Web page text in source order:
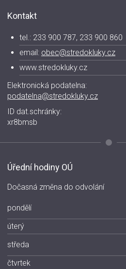
Kontakt
tel.: 233 900 787, 233 900 860
email: obec@stredokluky.cz
www.stredokluky.cz
Elektronická podatelna:
podatelna@stredokluky.cz
ID dat.schránky:
xr8bmsb
Úřední hodiny OÚ
Dočasná změna do odvolání
pondělí
úterý
středa
čtvrtek